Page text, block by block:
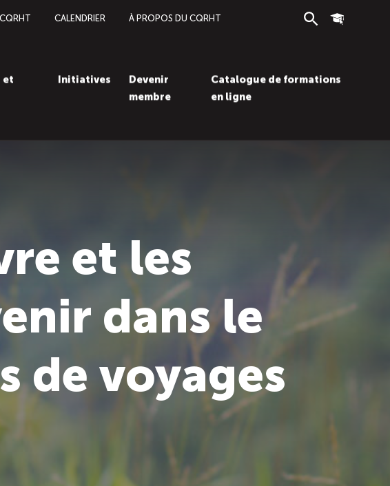
CALENDRIER À PROPOS DU CQRHT
et
Initiatives
Devenir
membre
Catalogue de formations
en ligne
et les
dans le
de voyages